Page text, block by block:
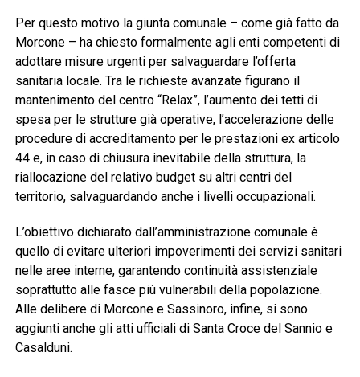
Per questo motivo la giunta comunale – come già fatto da
Morcone – ha chiesto formalmente agli enti competenti di
adottare misure urgenti per salvaguardare l’offerta
sanitaria locale. Tra le richieste avanzate figurano il
mantenimento del centro “Relax”, l’aumento dei tetti di
spesa per le strutture già operative, l’accelerazione delle
procedure di accreditamento per le prestazioni ex articolo
44 e, in caso di chiusura inevitabile della struttura, la
riallocazione del relativo budget su altri centri del
territorio, salvaguardando anche i livelli occupazionali.
L’obiettivo dichiarato dall’amministrazione comunale è
quello di evitare ulteriori impoverimenti dei servizi sanitari
nelle aree interne, garantendo continuità assistenziale
soprattutto alle fasce più vulnerabili della popolazione.
Alle delibere di Morcone e Sassinoro, infine, si sono
aggiunti anche gli atti ufficiali di Santa Croce del Sannio e
Casalduni.